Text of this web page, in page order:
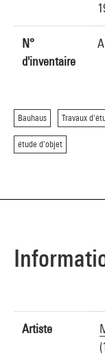
N°
d'inventaire
Bauhaus Travaux
étude d'objet
Artiste